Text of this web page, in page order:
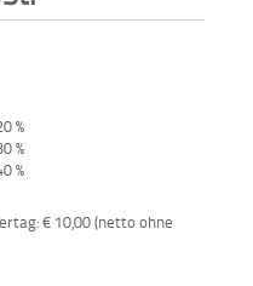
%
%
%
€ 10,00 (netto ohne